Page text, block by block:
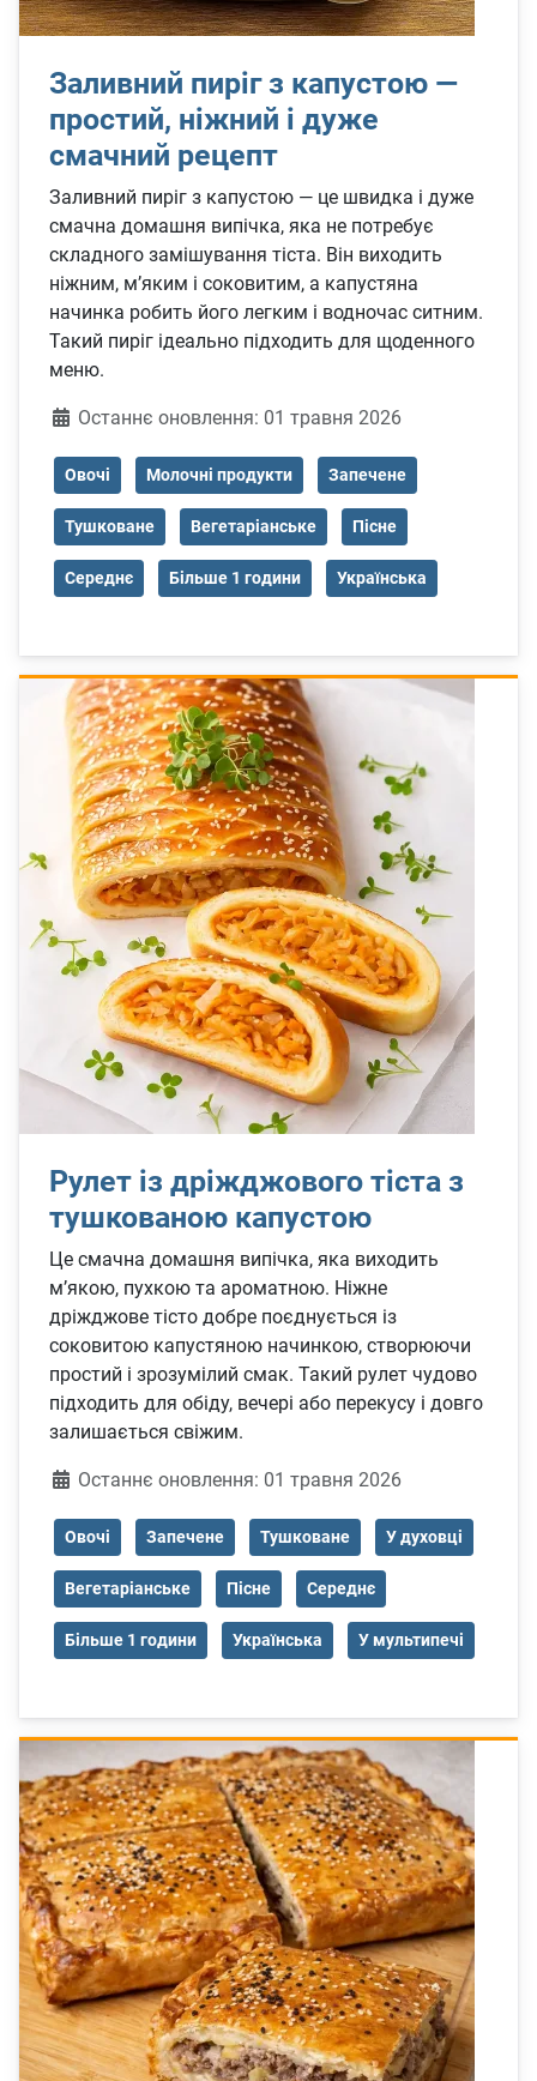
Заливний пиріг з капустою —
простий, ніжний і дуже
смачний рецепт
Заливний пиріг з капустою — це швидка і дуже
смачна домашня випічка, яка не потребує
складного замішування тіста. Він виходить
ніжним, м’яким і соковитим, а капустяна
начинка робить його легким і водночас ситним.
Такий пиріг ідеально підходить для щоденного
меню.
ДеталіОстаннє оновлення: 01 травня 2026
Овочі Молочні продукти Запечене
Тушковане Вегетаріанське Пісне
Середнє Більше 1 години Українська
Рулет із дріжджового тіста з
тушкованою капустою
Це смачна домашня випічка, яка виходить
м’якою, пухкою та ароматною. Ніжне
дріжджове тісто добре поєднується із
соковитою капустяною начинкою, створюючи
простий і зрозумілий смак. Такий рулет чудово
підходить для обіду, вечері або перекусу і довго
залишається свіжим.
ДеталіОстаннє оновлення: 01 травня 2026
Овочі Запечене Тушковане У духовці
Вегетаріанське Пісне Середнє
Більше 1 години Українська У мультипечі